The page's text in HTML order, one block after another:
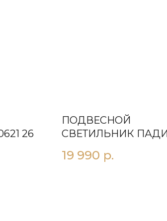
26
ПОДВЕСНОЙ
СВЕТИЛЬНИК
19 990 р.